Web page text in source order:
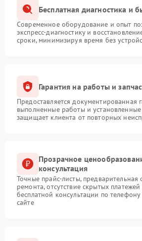
Бесплатная диагностика и
Современное оборудование и опыт
экспресс-диагностику и
сроки, минимизируя время без
Гарантия на работы и
Предоставляется документированная
выполненные работы и установленные
защищает клиента от повторных
Прозрачное
консультация
Точные прайс-листы, предварительная
ремонта, отсутствие скрытых
бесплатной консультации по
сайте